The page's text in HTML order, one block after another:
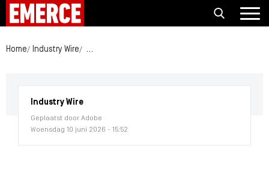
Home Industry Wire Adobe kondigt algemene beschikbaarheid van
Industry Wire
Geplaatst door Adobe
Woensdag 10 juni 2026 - 15:52